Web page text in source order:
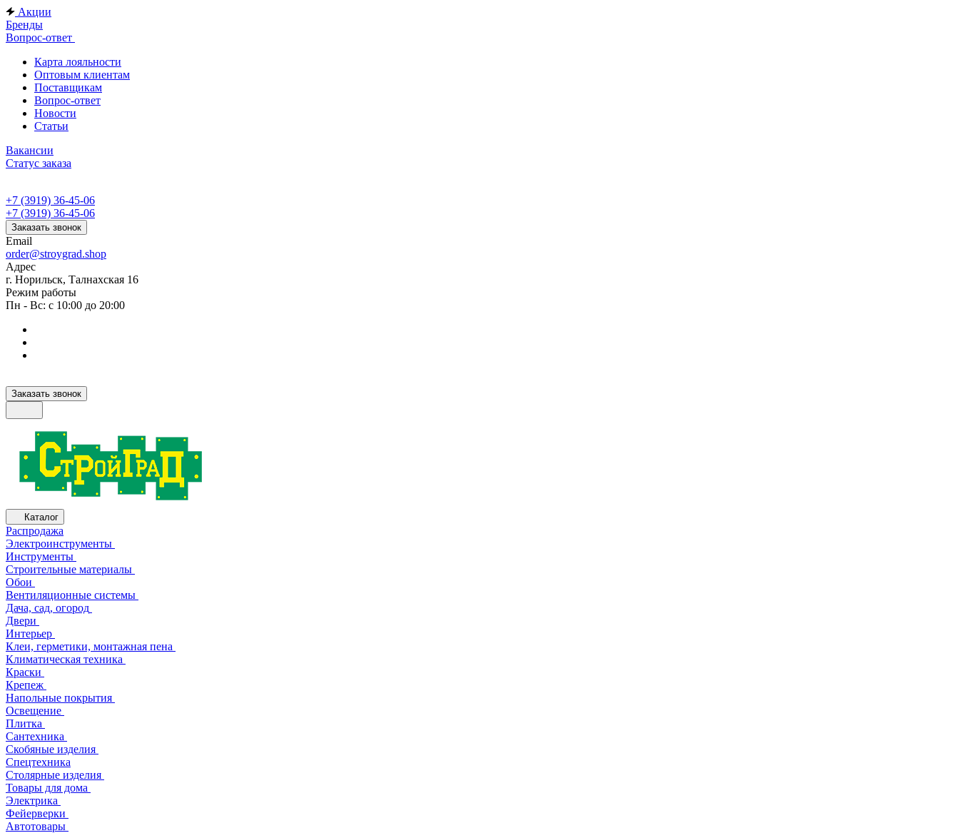
Акции
Бренды
Вопрос-ответ
Карта лояльности
Оптовым клиентам
Поставщикам
Вопрос-ответ
Новости
Статьи
Вакансии
Статус заказа
+7 (3919) 36-45-06
+7 (3919) 36-45-06
Заказать звонок
Email
order@stroygrad.shop
Адрес
г. Норильск, Талнахская 16
Режим работы
Пн - Вс: с 10:00 до 20:00
Заказать звонок
Каталог
Распродажа
Электроинструменты
Инструменты
Строительные материалы
Обои
Вентиляционные системы
Дача, сад, огород
Двери
Интерьер
Клеи, герметики, монтажная пена
Климатическая техника
Краски
Крепеж
Напольные покрытия
Освещение
Плитка
Сантехника
Скобяные изделия
Спецтехника
Столярные изделия
Товары для дома
Электрика
Фейерверки
Автотовары